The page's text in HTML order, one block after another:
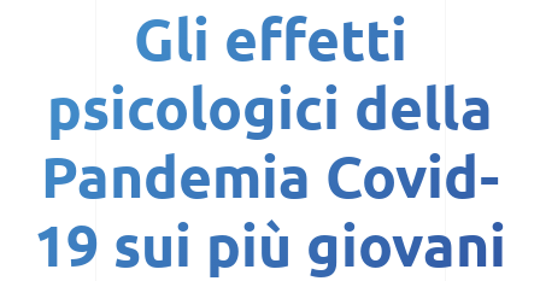
Gli effetti
psicologici della
Pandemia Covid-
19 sui più giovani